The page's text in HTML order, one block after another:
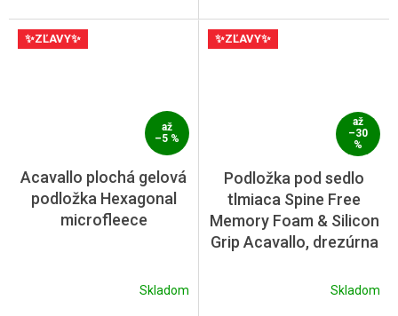
✨ZĽAVY✨
až
–5 %
Acavallo plochá gelová
podložka Hexagonal
microfleece
Skladom
✨ZĽAVY✨
až
–30
%
Podložka pod sedlo
tlmiaca Spine Free
Memory Foam & Silicon
Grip Acavallo, drezúrna
Skladom